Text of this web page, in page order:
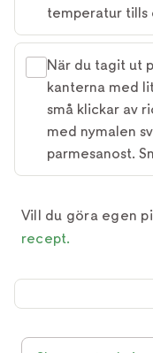
temperatur tills
När du tagit ut
kanterna med
små klickar av
med nymalen
parmesanost.
Vill du göra egen
recept.